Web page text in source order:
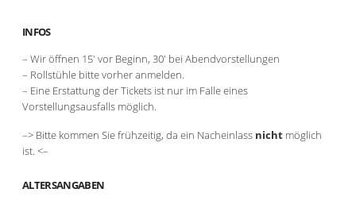
INFOS
– Wir öffnen 15′ vor Beginn, 30′ bei Abendvorstellungen
– Rollstühle bitte vorher anmelden.
– Eine Erstattung der Tickets ist nur im Falle eines
Vorstellungsausfalls möglich.
–> Bitte kommen Sie frühzeitig, da ein Nacheinlass nicht möglich
ist. <–
ALTERSANGABEN